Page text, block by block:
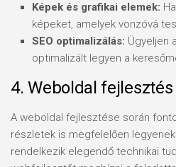
Képek és grafikai elemek:
képeket, amelyek vonzóvá
SEO optimalizálás: Ügyeljen
optimalizált legyen a
4. Weboldal fejlesztés
A weboldal fejlesztése során
részletek is megfelelően
rendelkezik elegendő technikai